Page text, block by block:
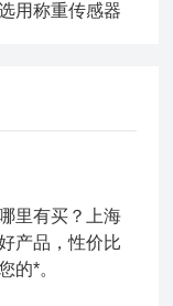
用称重传感器
里有买？上海
产品，性价比
的*。